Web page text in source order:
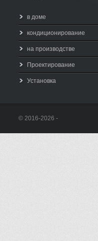
в доме
кондиционирование
на производстве
Проектирование
Установка
© 2016-2026 -